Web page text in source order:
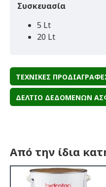
Συσκευασία
5 Lt
20 Lt
ΤΕΧΝΙΚΕΣ
ΔΕΛΤΙΟ ΔΕΔΟΜΕΝΩΝ
Από την ίδια